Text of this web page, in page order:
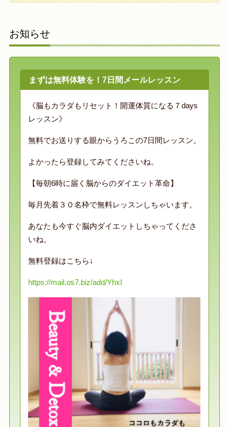
お知らせ
まずは無料体験を！7日間メールレッスン
《脳もカラダもリセット！開運体質になる７days
レッスン》
無料でお送りする眼からうろこの7日間レッスン。
よかったら登録してみてくださいね。
【毎朝6時に届く脳からのダイエット革命】
毎月先着３０名枠で無料レッスンしちゃいます。
あなたも今すぐ脳内ダイエットしちゃってくださ
いね。
無料登録はこちら↓
https://mail.os7.biz/add/YhxI